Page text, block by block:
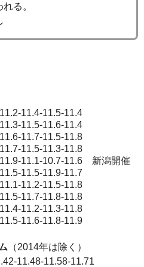
る。
11.4-11.5-11.4
11.5-11.6-11.4
11.7-11.5-11.8
11.5-11.3-11.8
11.1-10.7-11.6 新潟開催
11.5-11.9-11.7
11.2-11.5-11.8
11.7-11.8-11.8
11.2-11.3-11.8
11.6-11.8-11.9
（2014年は除く）
11.48-11.58-11.71